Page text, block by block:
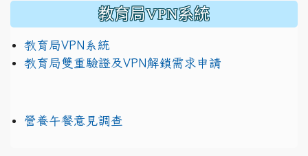
教育局VPN系統
教育局VPN系統
教育局雙重驗證及VPN解鎖需求申請
營養午餐意見調查